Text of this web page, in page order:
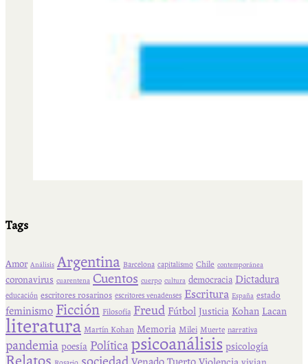
Tags
Amor Análisis Argentina Barcelona capitalismo Chile contemporánea
coronavirus cuarentena Cuentos cuerpo cultura democracia Dictadura
educación escritores rosarinos escritores venadenses Escritura España estado
feminismo Ficción Filosofía Freud Fútbol Justicia Kohan Lacan
literatura Martín Kohan Memoria Milei Muerte narrativa
pandemia poesía Política psicoanálisis psicología
Relatos